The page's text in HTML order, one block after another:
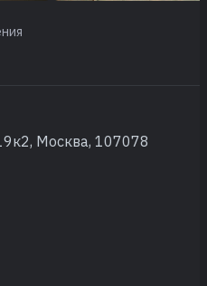
Москва, 107078